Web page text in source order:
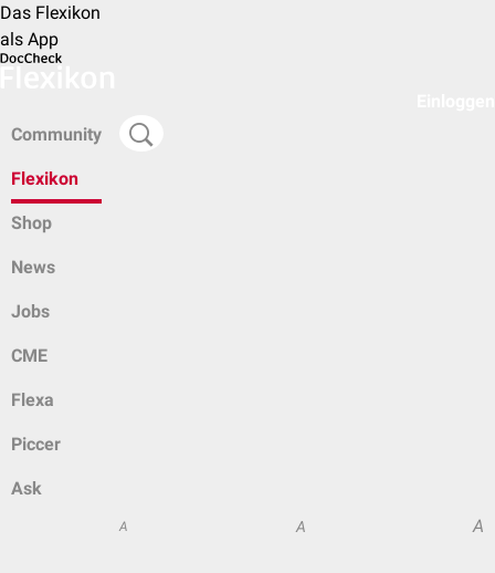
Das Flexikon
als App
Community
Flexikon
Shop
News
Jobs
CME
Flexa
Piccer
Ask
A A A